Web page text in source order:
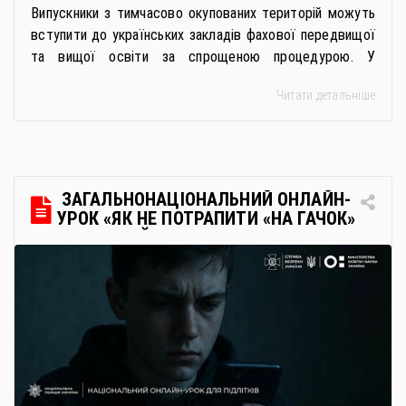
Випускники з тимчасово окупованих територій можуть
вступити до українських закладів фахової передвищої
та вищої освіти за спрощеною процедурою. У
дистанційне навчання, що дає можливість здобувати
передбачає: Скористатися цією процедурою […]
Читати детальніше
ЗАГАЛЬНОНАЦІОНАЛЬНИЙ ОНЛАЙН-
УРОК «ЯК НЕ ПОТРАПИТИ «НА ГАЧОК»